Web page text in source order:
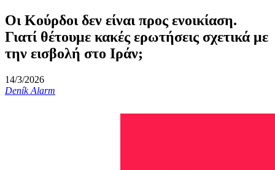
Οι Κούρδοι δεν είναι προς ενοικίαση.
Γιατί θέτουμε κακές ερωτήσεις σχετικά με
την εισβολή στο Ιράν;
14/3/2026
Deník Alarm